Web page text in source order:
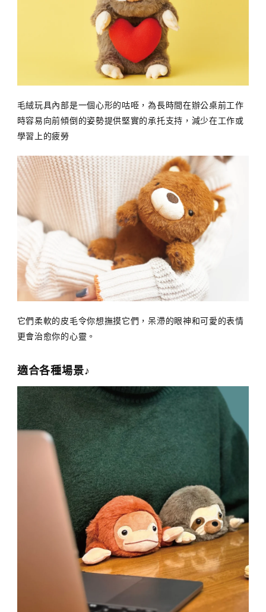
毛絨玩具內部是一個心形的咕𠱸，為長時間在辦公桌前工作
時容易向前傾倒的姿勢提供堅實的承托支持，減少在工作或
學習上的疲勞
它們柔軟的皮毛令你想撫摸它們，呆滯的眼神和可愛的表情
更會治愈你的心靈。
適合各種場景♪